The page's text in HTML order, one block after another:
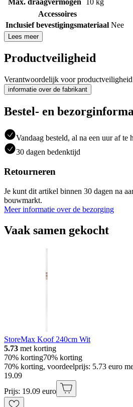
Accessoires
Inclusief bevestigingsmateriaal Nee
Lees meer
Productveiligheid
Verantwoordelijk voor
informatie over de fabrikant
Bestel- en
Vandaag besteld, al na een uur af
30 dagen bedenktijd
Retourneren
Je kunt dit artikel binnen 30 dagen na
bouwmarkt.
Meer informatie over de bezorging
Vaak samen gekocht
StoreMax Koof 240cm Wit
5.73 met korting
70% korting70% korting
70% korting, voordeelprijs: 5.73 euro
19.09
Prijs: 19.09 euro